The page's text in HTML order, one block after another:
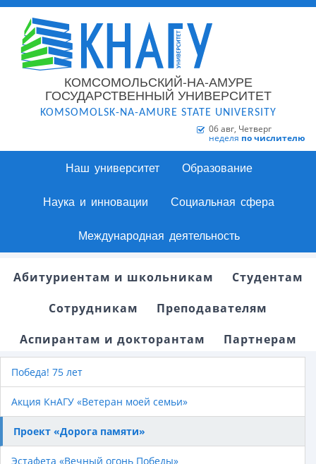
КОМСОМОЛЬСКИЙ-НА-АМУРЕ
ГОСУДАРСТВЕННЫЙ УНИВЕРСИТЕТ
KOMSOMOLSK-NA-AMURE STATE UNIVERSITY
06 авг, Четверг
неделя по числителю
Наш университет Образование
Наука и инновации Социальная сфера
Международная деятельность
Абитуриентам и школьникам
Студентам
Сотрудникам
Преподавателям
Аспирантам и докторантам
Партнерам
Победа! 75 лет
Акция КнАГУ «Ветеран моей семьи»
Проект «Дорога памяти»
Эстафета «Вечный огонь Победы»